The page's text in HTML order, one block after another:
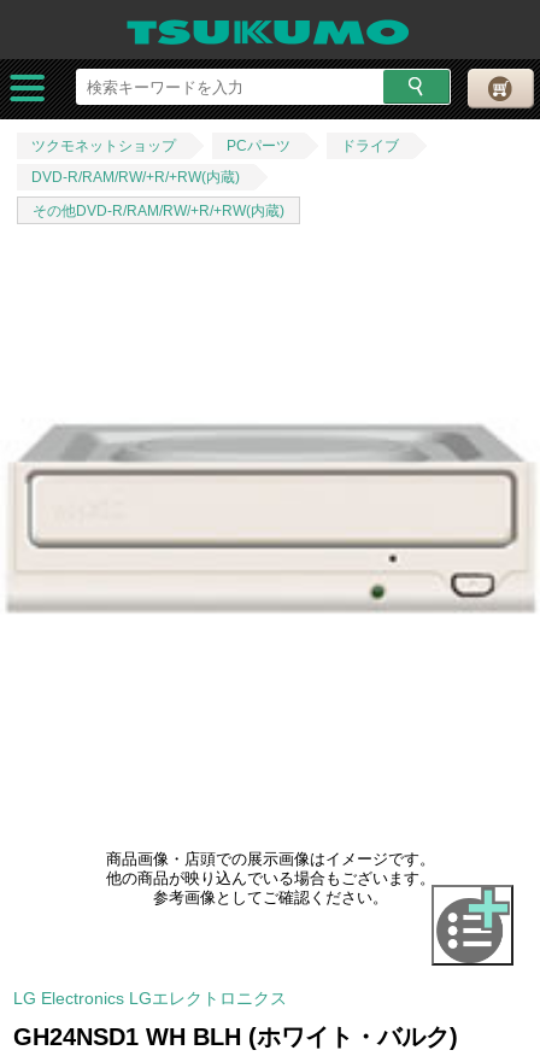
ツクモネットショップ PCパーツ
ドライブ
DVD-R/RAM/RW/+R/+RW(内蔵)
その他DVD-R/RAM/RW/+R/+RW(内蔵)
商品画像・店頭での展示画像はイメージです。
他の商品が映り込んでいる場合もございます。
参考画像としてご確認ください。
LG Electronics LGエレクトロニクス
GH24NSD1 WH BLH (ホワイト・バルク)